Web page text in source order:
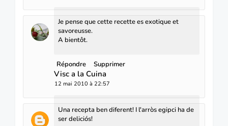
Je pense que cette recette es exotique et
savoreusse.
A bientôt.
Répondre Supprimer
Visc a la Cuina
12 mai 2010 à 22:57
Una recepta ben diferent! I l'arròs egipci ha de
ser deliciós!